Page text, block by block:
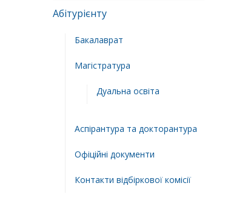
Абітурієнту
Бакалаврат
Магістратура
Дуальна освіта
Аспірантура та докторантура
Офіційні документи
Контакти відбіркової комісії